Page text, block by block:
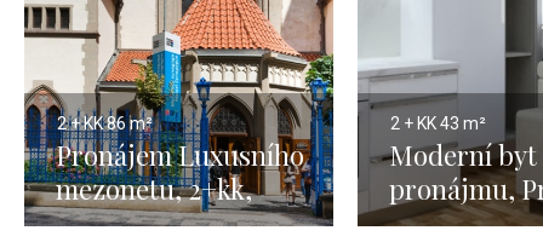
2 + KK86 m²
Pronájem Luxusního
mezonetu, 2+kk,
Praha 1, Josefov,
2 + KK43 m²
Moderní byt
pronájmu,
Vinohrady –